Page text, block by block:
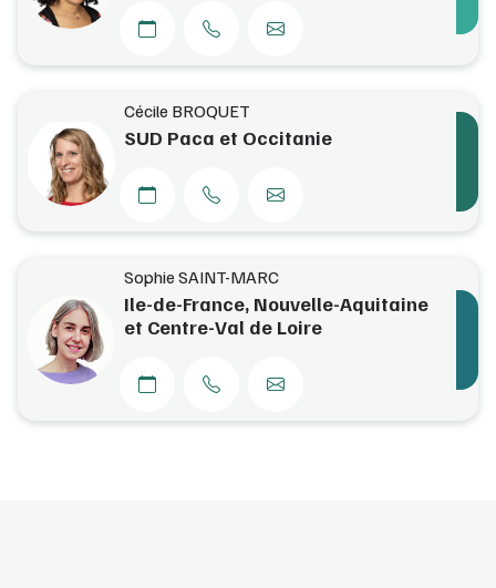
Cécile BROQUET
SUD Paca et Occitanie
Sophie SAINT-MARC
Ile-de-France, Nouvelle-Aquitaine
et Centre-Val de Loire